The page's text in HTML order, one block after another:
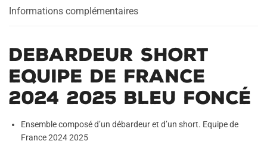
Bleu
Informations complémentaires
Debardeur Short
Equipe de France
2024 2025 Bleu Foncé
Ensemble composé d’un débardeur et d’un short. Equipe de
France 2024 2025